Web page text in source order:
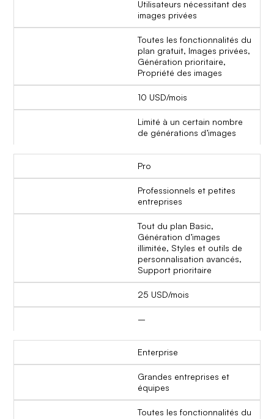
Utilisateurs nécessitant des
images privées
Toutes les fonctionnalités du
plan gratuit, Images privées,
Génération prioritaire,
Propriété des images
10 USD/mois
Limité à un certain nombre
de générations d’images
Pro
Professionnels et petites
entreprises
Tout du plan Basic,
Génération d’images
illimitée, Styles et outils de
personnalisation avancés,
Support prioritaire
25 USD/mois
–
Enterprise
Grandes entreprises et
équipes
Toutes les fonctionnalités du